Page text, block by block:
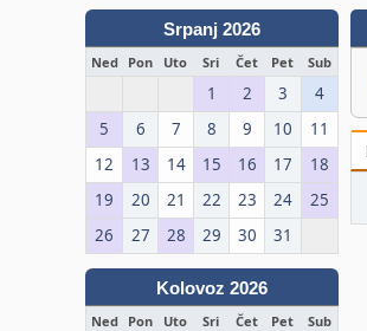
Srpanj 2026
Ned Pon Uto Sri Čet Pet Sub
1 2 3
4
5
6 7 8 9 10
11
12
13 14 15 16 17
18
19
20 21 22 23 24
25
26
27 28 29 30 31
Kolovoz 2026
Ned Pon Uto Sri Čet Pet Sub